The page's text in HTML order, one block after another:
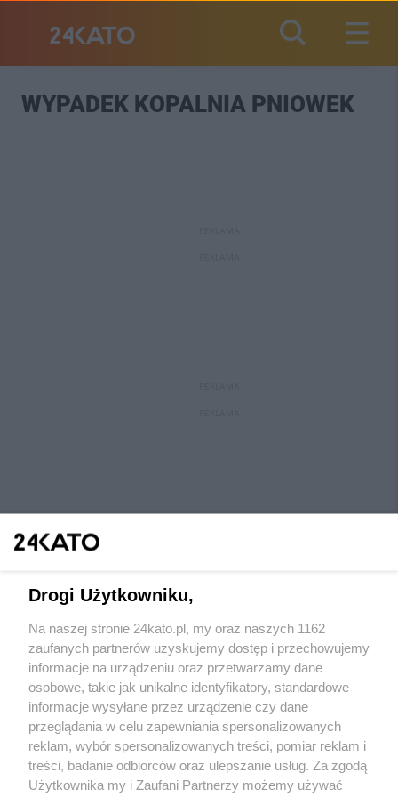
WYPADEK KOPALNIA PNIOWEK
Wydawca mediów lokalnych
Nie zapomnij
zapoznać się z:
polityką prywatności regulamin korzystania z portali
Twojemiasto Skontaktuj sięz nami
Drogi Użytkowniku,
Na naszej stronie 24kato.pl, my oraz naszych 1162
zaufanych partnerów uzyskujemy dostęp i przechowujemy
informacje na urządzeniu oraz przetwarzamy dane
osobowe, takie jak unikalne identyfikatory, standardowe
informacje wysyłane przez urządzenie czy dane
przeglądania w celu zapewniania spersonalizowanych
reklam, wybór spersonalizowanych treści, pomiar reklam i
treści, badanie odbiorców oraz ulepszanie usług. Za zgodą
Użytkownika my i Zaufani Partnerzy możemy używać